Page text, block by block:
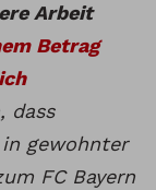
Arbeit
Betrag
dass
gewohnter
FC Bayern